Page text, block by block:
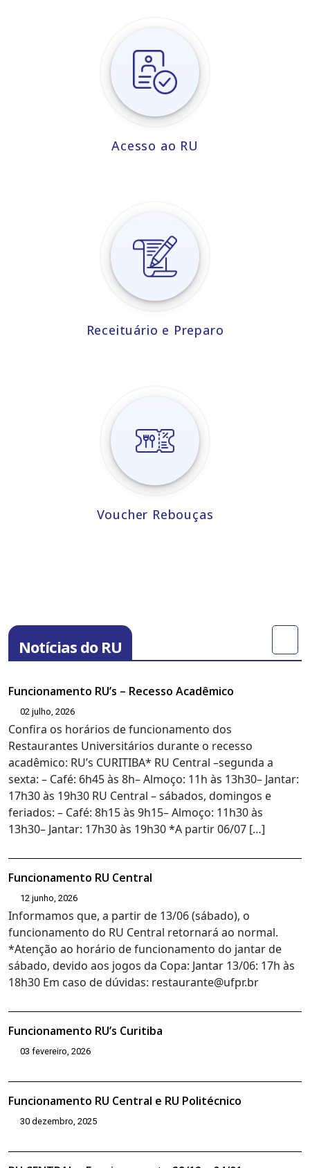
Acesso ao RU
Receituário e Preparo
Voucher Rebouças
Notícias do RU
Funcionamento RU’s – Recesso Acadêmico
02 julho, 2026
Confira os horários de funcionamento dos
Restaurantes Universitários durante o recesso
acadêmico: RU’s CURITIBA* RU Central –segunda a
sexta: – Café: 6h45 às 8h– Almoço: 11h às 13h30– Jantar:
17h30 às 19h30 RU Central – sábados, domingos e
feriados: – Café: 8h15 às 9h15– Almoço: 11h30 às
13h30– Jantar: 17h30 às 19h30 *A partir 06/07 […]
Funcionamento RU Central
12 junho, 2026
Informamos que, a partir de 13/06 (sábado), o
funcionamento do RU Central retornará ao normal.
*Atenção ao horário de funcionamento do jantar de
sábado, devido aos jogos da Copa: Jantar 13/06: 17h às
18h30 Em caso de dúvidas: restaurante@ufpr.br
Funcionamento RU’s Curitiba
03 fevereiro, 2026
Funcionamento RU Central e RU Politécnico
30 dezembro, 2025